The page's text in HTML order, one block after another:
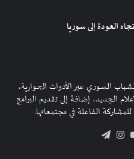
العودة إلى سوريا
السوري عبر الأدوات الحوارية،
الجديد، إضافة إلى تقديم البرامج
الفاعلة في مجتمعاتها.
‫YouTubeانستقرام